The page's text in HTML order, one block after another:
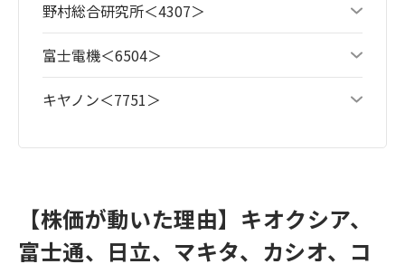
野村総合研究所＜4307＞
富士電機＜6504＞
キヤノン＜7751＞
【株価が動いた理由】キオクシア、
富士通、日立、マキタ、カシオ、コ